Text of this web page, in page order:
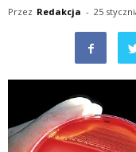
Przez Redakcja - 25